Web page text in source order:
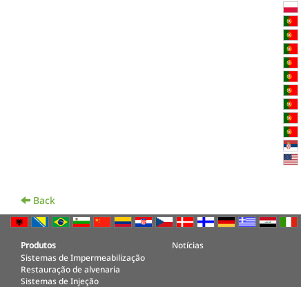
Back
Produtos
Sistemas de Impermeabilização
Restauração de alvenaria
Sistemas de Injeção
Notícias